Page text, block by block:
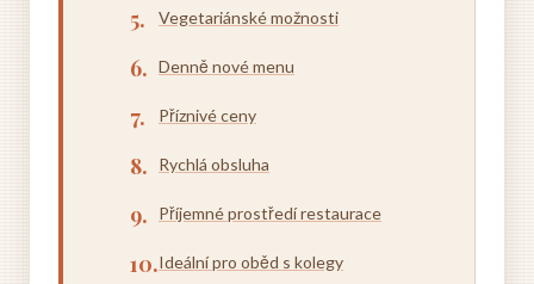
Vegetariánské možnosti
Denně nové menu
Příznivé ceny
Rychlá obsluha
Příjemné prostředí restaurace
Ideální pro oběd s kolegy